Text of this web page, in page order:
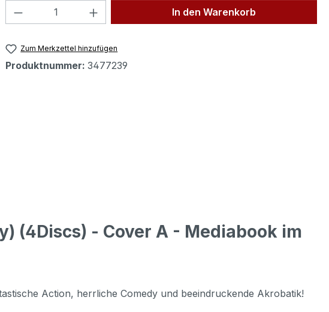
Produkt Anzahl: Gib den gewünschten Wert
In den Warenkorb
Zum Merkzettel hinzufügen
Produktnummer: 3477239
(4Discs) - Cover A - Mediabook im
Action, herrliche Comedy und beeindruckende Akrobatik!